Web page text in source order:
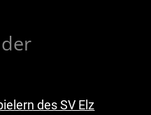
des SV Elz